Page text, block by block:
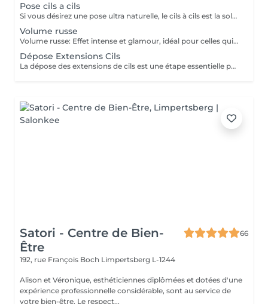
Pose cils a cils
Si vous désirez une pose ultra naturelle, le cils à cils est la solution pour donner à votre regard subtilité et légèreté. Chez Beauty Squad : - Application minutieuse et personnalisée pour un résultat harmonieux. - Extensions de haute qualité, légères et confortables. - Respect de vos cils naturels avec une pose précise et sécurisée. Eviter l'eau sur les cils pendant 24h. *La dépose suivie d'une pose complète n'est pas facturée (hors dépose extérieure). **Les remplissages sont disponibles uniquement pour nos clientes. ***Nous ne reprenons pas de cils faits ailleurs, la dépose sera donc obligatoire.
Volume russe
Volume russe: Effet intense et glamour, idéal pour celles qui recherchent un regard profond et captivant. Chez Beauty Squad : - Application minutieuse et personnalisée pour un résultat harmonieux. - Extensions de haute qualité, légères et confortables. - Respect de vos cils naturels avec une pose précise et sécurisée. Eviter l'eau sur les cils pendant 24h. *La dépose suivie d'une pose complète n'est pas facturée (hors dépose extérieure). **Les remplissages sont disponibles uniquement pour nos clientes. ***Nous ne reprenons pas de cils faits ailleurs, la dépose sera donc obligatoire.
Dépose Extensions Cils
La dépose des extensions de cils est une étape essentielle pour retirer vos extensions en toute sécurité, sans abîmer vos cils naturels. Grâce à un solvant spécifique et une technique douce, nous vous assurons un retrait en toute délicatesse, préservant la santé et la force de vos cils. Procédé indolore et sécurisé Respecte et protège les cils naturels Rapide et efficace, sans résidus de colle Besoin d'un renouvellement ou d'une pause ? Prenez rendez-vous pour une dépose en toute sérénité.
Satori - Centre de Bien-
Être
66
192, rue François Boch Limpertsberg L-1244
Alison et Véronique, esthéticiennes diplômées et dotées d'une
expérience professionnelle considérable, sont au service de
votre bien-être. Le respect...